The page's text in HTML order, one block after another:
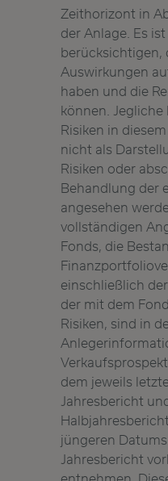
Zeithorizont in
der Anlage. Es
berücksichtigen,
Auswirkungen
haben und die
können.
Risiken in
nicht als
Risiken oder
Behandlung der
angesehen
vollständigen
Fonds, die
einschließlich
der mit dem
Risiken, sind in
dem jeweils
Jahresbericht
jüngeren
Jahresbericht